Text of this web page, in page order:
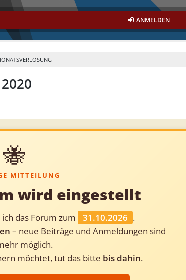
ANMELDEN
🐝
MITTEILUNG
wird eingestellt
das Forum zum 31.10.2026 .
– neue Beiträge und Anmeldungen sind
möglich.
möchtet, tut das bitte bis dahin.